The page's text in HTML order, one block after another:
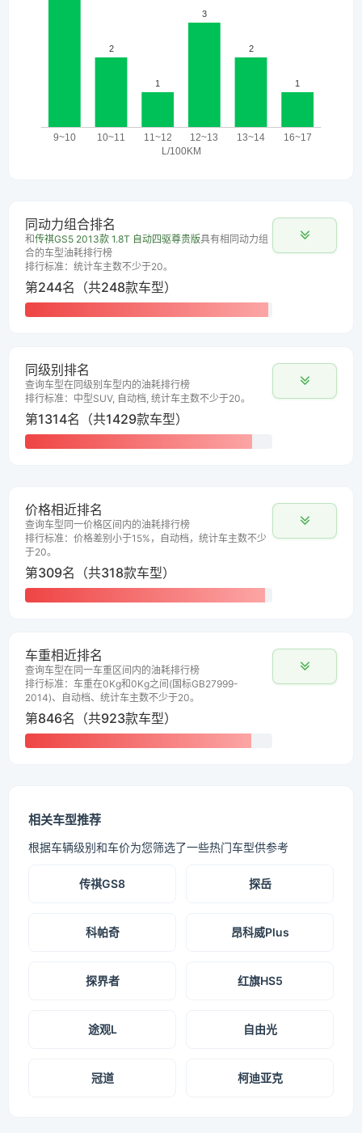
同动力组合排名
和传祺GS5 2013款 1.8T 自动四驱尊贵版具有相同动力组
合的车型油耗排行榜
排行标准：统计车主数不少于20。
第244名（共248款车型）
同级别排名
查询车型在同级别车型内的油耗排行榜
排行标准：中型SUV, 自动档, 统计车主数不少于20。
第1314名（共1429款车型）
价格相近排名
查询车型同一价格区间内的油耗排行榜
排行标准：价格差别小于15%，自动档，统计车主数不少
于20。
第309名（共318款车型）
车重相近排名
查询车型在同一车重区间内的油耗排行榜
排行标准：车重在0Kg和0Kg之间(国标GB27999-
2014)、自动档、统计车主数不少于20。
第846名（共923款车型）
相关车型推荐
根据车辆级别和车价为您筛选了一些热门车型供参考
传祺GS8 探岳
科帕奇 昂科威Plus
探界者 红旗HS5
途观L 自由光
冠道 柯迪亚克